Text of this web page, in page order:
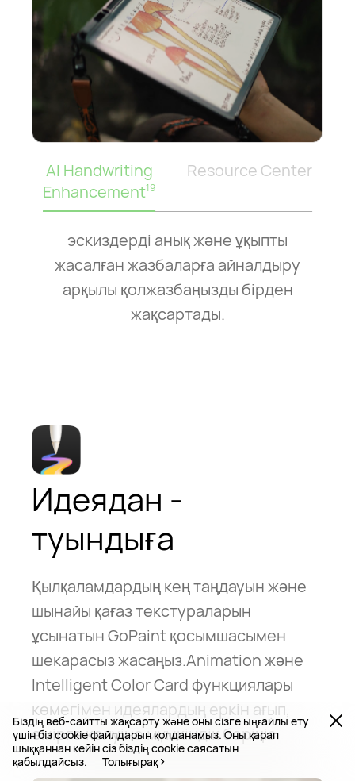
Біздің веб-сайтты жақсарту және оны сізге ыңғайлы ету
үшін біз cookie файлдарын қолданамыз. Оны қарап
шыққаннан кейін сіз біздің cookie саясатын
қабылдайсыз.
Толығырақ
AI Handwriting
Enhancement19
Resource Center
эскиздерді анық және ұқыпты
жасалған жазбаларға айналдыру
арқылы қолжазбаңызды бірден
жақсартады.
Идеядан -
туындыға
Қылқаламдардың кең таңдауын және
шынайы қағаз текстураларын
ұсынатын GoPaint қосымшасымен
шекарасыз жасаңыз.Animation және
Intelligent Color Card функциялары
көмегімен идеялардың еркін ағып,
өмірге келуіне мүмкіндік беріңіз.